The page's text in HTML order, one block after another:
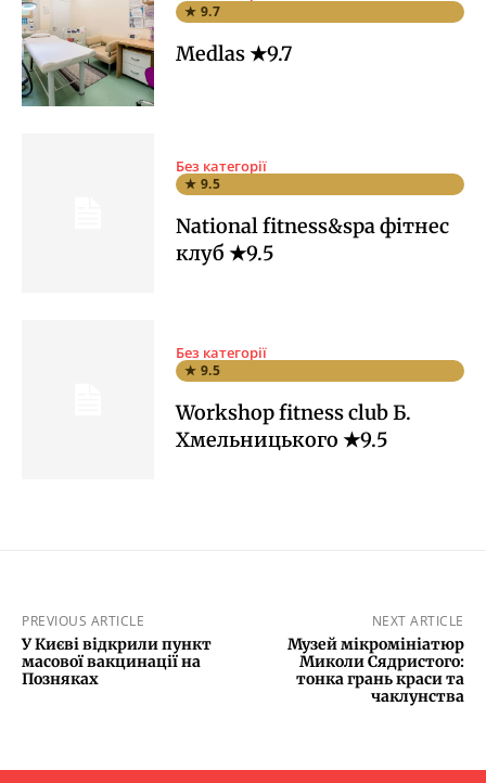
★ 9.7
Medlas ★9.7
Без категорії
★ 9.5
National fitness&spa фітнес
клуб ★9.5
Без категорії
★ 9.5
Workshop fitness club Б.
Хмельницького ★9.5
PREVIOUS ARTICLE
У Києві відкрили пункт
масової вакцинації на
Позняках
NEXT ARTICLE
Музей мікромініатюр
Миколи Сядристого:
тонка грань краси та
чаклунства